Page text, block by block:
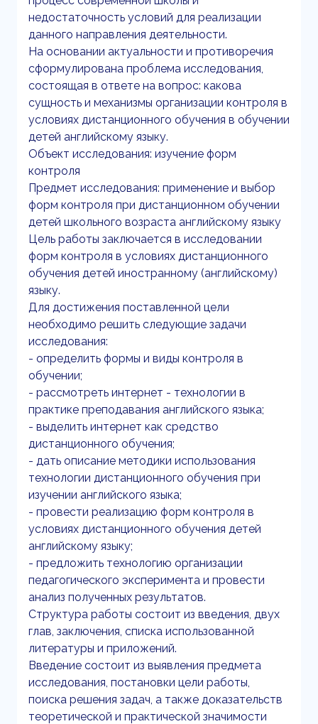
недостаточность условий для реализации
данного направления деятельности.
На основании актуальности и противоречия
сформулирована проблема исследования,
состоящая в ответе на вопрос: какова
сущность и механизмы организации контроля в
условиях дистанционного обучения в обучении
детей английскому языку.
Объект исследования: изучение форм
контроля
Предмет исследования: применение и выбор
форм контроля при дистанционном обучении
детей школьного возраста английскому языку
Цель работы заключается в исследовании
форм контроля в условиях дистанционного
обучения детей иностранному (английскому)
языку.
Для достижения поставленной цели
необходимо решить следующие задачи
исследования:
- определить формы и виды контроля в
обучении;
- рассмотреть интернет - технологии в
практике преподавания английского языка;
- выделить интернет как средство
дистанционного обучения;
- дать описание методики использования
технологии дистанционного обучения при
изучении английского языка;
- провести реализацию форм контроля в
условиях дистанционного обучения детей
английскому языку;
- предложить технологию организации
педагогического эксперимента и провести
анализ полученных результатов.
Структура работы состоит из введения, двух
глав, заключения, списка использованной
литературы и приложений.
Введение состоит из выявления предмета
исследования, постановки цели работы,
поиска решения задач, а также доказательств
теоретической и практической значимости